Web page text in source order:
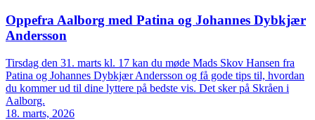
Oppefra Aalborg med Patina og Johannes Dybkjær
Andersson
Tirsdag den 31. marts kl. 17 kan du møde Mads Skov Hansen fra
Patina og Johannes Dybkjær Andersson og få gode tips til, hvordan
du kommer ud til dine lyttere på bedste vis. Det sker på Skråen i
Aalborg.
18. marts, 2026